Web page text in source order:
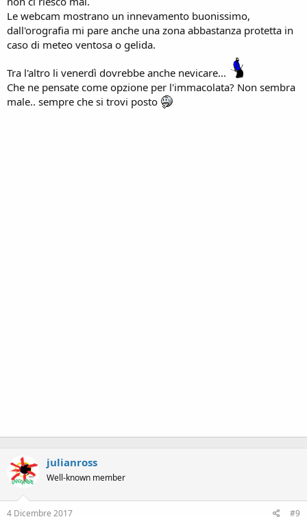
Le webcam mostrano un innevamento buonissimo,
dall'orografia mi pare anche una zona abbastanza protetta in
caso di meteo ventosa o gelida.
Tra l'altro li venerdì dovrebbe anche nevicare...
Che ne pensate come opzione per l'immacolata? Non sembra
male.. sempre che si trovi posto
julianross
Well-known member
4 Dicembre 2017 #9